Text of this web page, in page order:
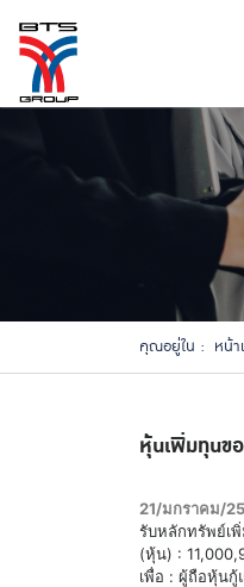
คุณอยู่ใน : หน้
หุ้นเพิ่มทุนข
21/มกราคม/
รับหลักทรัพย์เ
(หุ้น) :
เพื่อ : ผู้ถือหุ้น